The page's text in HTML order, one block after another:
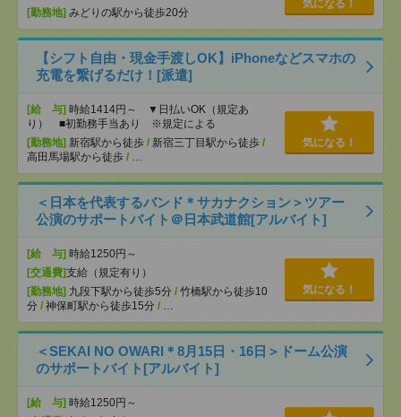
[勤務地] みどりの駅から徒歩20分
気になる！
【シフト自由・現金手渡しOK】iPhoneなどスマホの
充電を繋げるだけ！[派遣]
[給 与] 時給1414円～ ▼日払いOK（規定あ
り） ■初勤務手当あり ※規定による
[勤務地] 新宿駅から徒歩 / 新宿三丁目駅から徒歩 /
高田馬場駅から徒歩 / …
気になる！
＜日本を代表するバンド＊サカナクション＞ツアー
公演のサポートバイト＠日本武道館[アルバイト]
[給 与] 時給1250円～
[交通費]支給（規定有り）
[勤務地] 九段下駅から徒歩5分 / 竹橋駅から徒歩10
分 / 神保町駅から徒歩15分 / …
気になる！
＜SEKAI NO OWARI＊8月15日・16日＞ドーム公演
のサポートバイト[アルバイト]
[給 与] 時給1250円～